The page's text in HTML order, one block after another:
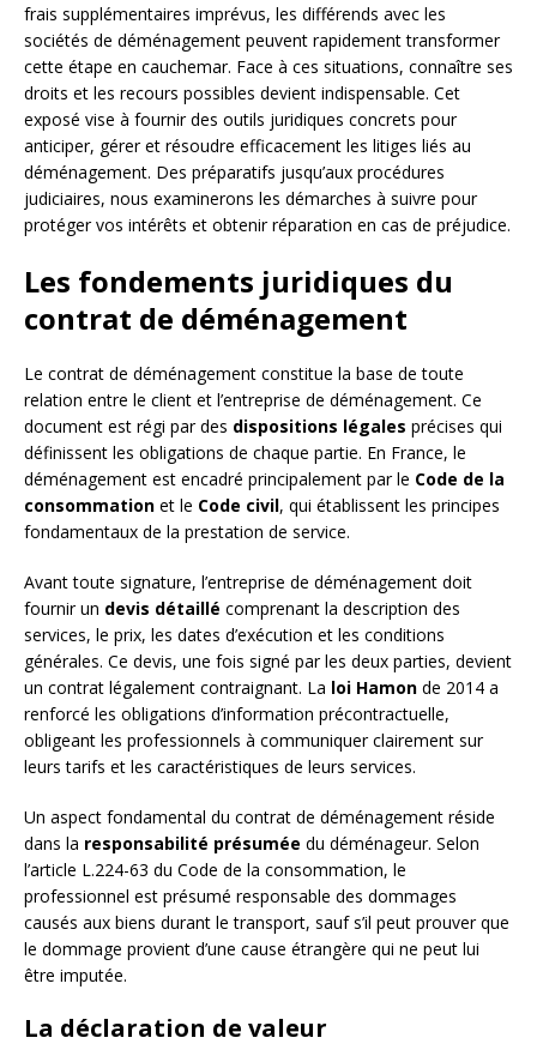
frais supplémentaires imprévus, les différends avec les
sociétés de déménagement peuvent rapidement transformer
cette étape en cauchemar. Face à ces situations, connaître ses
droits et les recours possibles devient indispensable. Cet
exposé vise à fournir des outils juridiques concrets pour
anticiper, gérer et résoudre efficacement les litiges liés au
déménagement. Des préparatifs jusqu’aux procédures
judiciaires, nous examinerons les démarches à suivre pour
protéger vos intérêts et obtenir réparation en cas de préjudice.
Les fondements juridiques du
contrat de déménagement
Le contrat de déménagement constitue la base de toute
relation entre le client et l’entreprise de déménagement. Ce
document est régi par des dispositions légales précises qui
définissent les obligations de chaque partie. En France, le
déménagement est encadré principalement par le Code de la
consommation et le Code civil, qui établissent les principes
fondamentaux de la prestation de service.
Avant toute signature, l’entreprise de déménagement doit
fournir un devis détaillé comprenant la description des
services, le prix, les dates d’exécution et les conditions
générales. Ce devis, une fois signé par les deux parties, devient
un contrat légalement contraignant. La loi Hamon de 2014 a
renforcé les obligations d’information précontractuelle,
obligeant les professionnels à communiquer clairement sur
leurs tarifs et les caractéristiques de leurs services.
Un aspect fondamental du contrat de déménagement réside
dans la responsabilité présumée du déménageur. Selon
l’article L.224-63 du Code de la consommation, le
professionnel est présumé responsable des dommages
causés aux biens durant le transport, sauf s’il peut prouver que
le dommage provient d’une cause étrangère qui ne peut lui
être imputée.
La déclaration de valeur